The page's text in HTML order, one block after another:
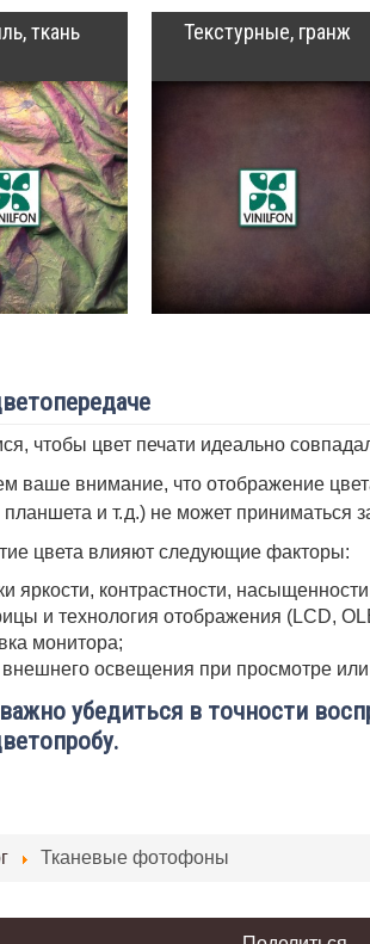
ткань Текстурные, гранж
чтобы цвет печати идеально
ваше внимание, что отображение
и т. д.) не может приниматься
цвета влияют следующие факторы:
яркости, контрастности,
и технология отображения (LCD,
монитора;
освещения при просмотре
убедиться в точности
Тканевые фотофоны